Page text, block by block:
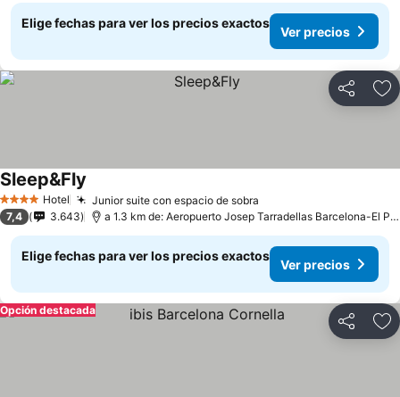
Elige fechas para ver los precios exactos
Ver precios
Compartir
4 EstrellasHotel Junior suite con espacio de sobra
Sleep&Fly
7,4 3.643 a 1.3 km de: Aeropuerto Josep Tarradellas Barcelona-El Prat
Elige fechas para ver los precios exactos
Ver precios
Compartir
Opción destacada